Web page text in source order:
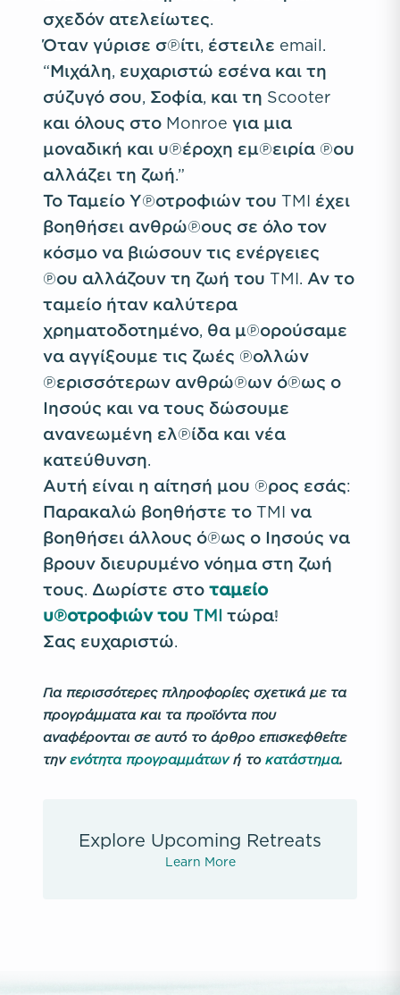
σχεδόν ατελείωτες.
Όταν γύρισε σπίτι, έστειλε email.
“Μιχάλη, ευχαριστώ εσένα και τη
σύζυγό σου, Σοφία, και τη Scooter
και όλους στο Monroe για μια
μοναδική και υπέροχη εμπειρία που
αλλάζει τη ζωή.”
Το Ταμείο Υποτροφιών του TMI έχει
βοηθήσει ανθρώπους σε όλο τον
κόσμο να βιώσουν τις ενέργειες
που αλλάζουν τη ζωή του TMI. Αν το
ταμείο ήταν καλύτερα
χρηματοδοτημένο, θα μπορούσαμε
να αγγίξουμε τις ζωές πολλών
περισσότερων ανθρώπων όπως ο
Ιησούς και να τους δώσουμε
ανανεωμένη ελπίδα και νέα
κατεύθυνση.
Αυτή είναι η αίτησή μου προς εσάς:
Παρακαλώ βοηθήστε το TMI να
βοηθήσει άλλους όπως ο Ιησούς να
βρουν διευρυμένο νόημα στη ζωή
τους. Δωρίστε στο ταμείο
υποτροφιών του TMI τώρα!
Σας ευχαριστώ.
Για περισσότερες πληροφορίες σχετικά με τα
προγράμματα και τα προϊόντα που
αναφέρονται σε αυτό το άρθρο επισκεφθείτε
τηνενότητα προγραμμάτωνή το κατάστημα.
Explore Upcoming Retreats
Learn More